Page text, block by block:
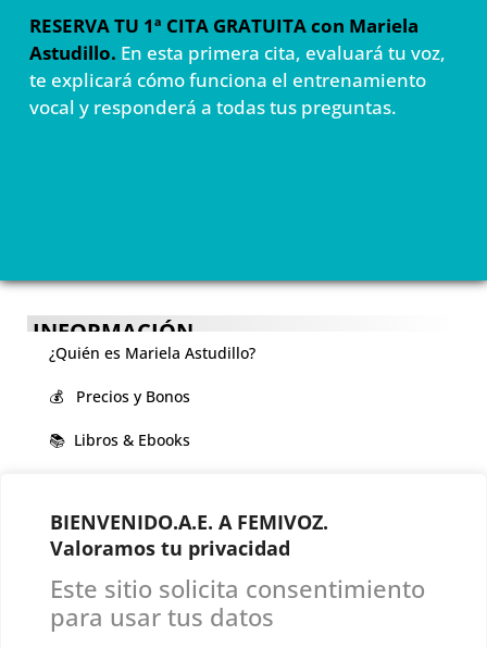
BIENVENIDO.A.E. A FEMIVOZ.
Valoramos tu privacidad
Este sitio solicita consentimiento
para usar tus datos
RESERVA TU 1ª CITA GRATUITA con Mariela
Astudillo. En esta primera cita, evaluará tu voz,
te explicará cómo funciona el entrenamiento
vocal y responderá a todas tus preguntas.
INFORMACIÓN
¿Quién es Mariela Astudillo?
💰 Precios y Bonos
📚 Libros & Ebooks
🏆 Cursos y Masterclass
VOCES LGBTQIA+ 🏳️‍🌈
▪️ Feminización de la voz